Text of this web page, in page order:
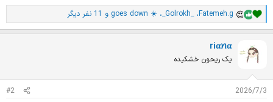
ا
م
ت
:
Fatemeh.g،_Golrokh_، goes down ☀️ و 11 نفر دیگر
riαꪀα
یک ریحون خشکیده
2026/7/3
#2